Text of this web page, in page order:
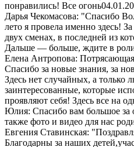
понравились! Все огонь
Дарья Чекомасова: "Спасибо
лето я провела именно здесь!
двух сменах, в последней из
Дальше — больше, ждите в
Елена Антропова:
Спасибо за новые знания, за
Здесь нет случайных, а только
заинтересованные, которые
проявляют себя! Здесь все на
Юлия: Спасибо вам большое за
также фото и видео для нас
Евгения Ставинская:
Благодарны за наших